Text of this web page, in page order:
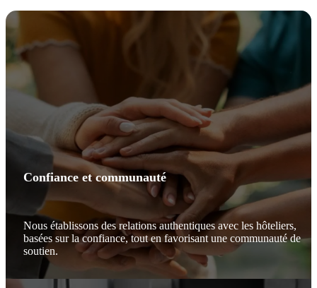
Confiance et communauté
Nous établissons des relations authentiques avec les hôteliers,
basées sur la confiance, tout en favorisant une communauté de
soutien.